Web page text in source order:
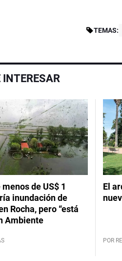
TEMAS:
INTERESAR
de US$ 1
inundación de
Rocha, pero “está
Ambiente
El
POR